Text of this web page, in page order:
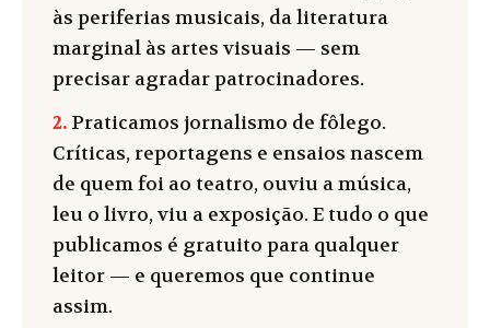
às periferias musicais, da literatura
marginal às artes visuais — sem
precisar agradar patrocinadores.
2. Praticamos jornalismo de fôlego.
Críticas, reportagens e ensaios nascem
de quem foi ao teatro, ouviu a música,
leu o livro, viu a exposição. E tudo o que
publicamos é gratuito para qualquer
leitor — e queremos que continue
assim.